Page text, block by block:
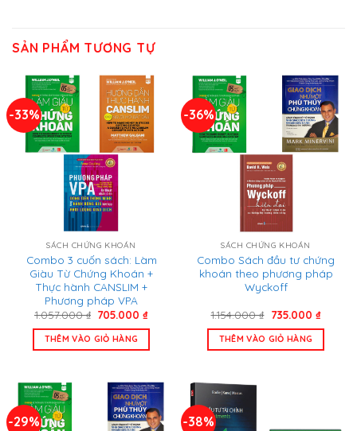
SẢN PHẨM TƯƠNG TỰ
-33%
SÁCH CHỨNG KHOÁN
Combo 3 cuốn sách: Làm
Giàu Từ Chứng Khoán +
Thực hành CANSLIM +
Phương pháp VPA
1.057.000₫ Giá
là:
1.057.000 ₫.
705.000₫Giá
tại
705.000 ₫.
THÊM VÀO GIỎ HÀNG
-36%
SÁCH CHỨNG KHOÁN
Combo Sách đầu tư chứng
khoán theo phương pháp
Wyckoff
1.154.000₫ Giá
là:
1.154.000 ₫.
735.000 ₫Giá
tại
THÊM VÀO GIỎ HÀNG
-29% -38%